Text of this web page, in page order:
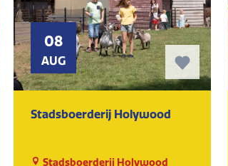
08
AUG
Stadsboerderij Holywood
Stadsboerderij Holywood